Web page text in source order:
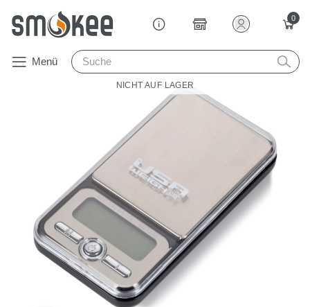
0
Menü
NICHT AUF LAGER